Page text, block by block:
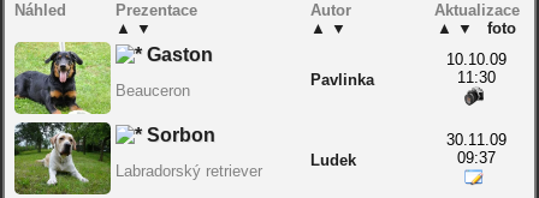
Náhled
Prezentace
▲ ▼
Autor
▲ ▼
Aktualizace
▲ ▼ foto
Gaston
Beauceron
Pavlinka
10.10.09
11:30
Sorbon
Labradorský retriever
Ludek
30.11.09
09:37